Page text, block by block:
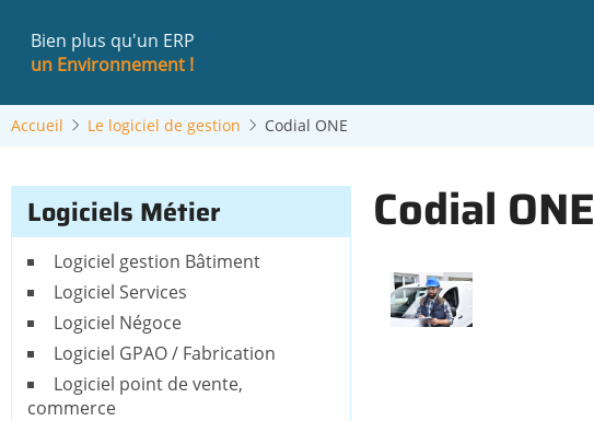
contenu
Bien plus qu'un ERP
un Environnement !
Accueil Le logiciel de gestion Codial ONE
Codial ONE
Logiciels Métier
Logiciel gestion Bâtiment
Logiciel Services
Logiciel Négoce
Logiciel GPAO / Fabrication
Logiciel point de vente,
commerce